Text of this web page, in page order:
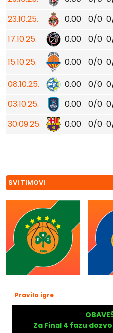
23.10.25.
0.00 0/0
17.10.25.
0.00 0/0
15.10.25.
0.00 0/0
08.10.25.
0.00 0/0
03.10.25.
0.00 0/0
30.09.25.
0.00 0/0
SVI TIMOVI
Pravila igre
Za Final 4 fazu